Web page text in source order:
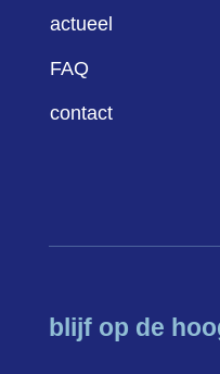
actueel
FAQ
contact
blijf op de